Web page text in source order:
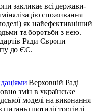
закликає всі держави-
споживання
як найефективніший
та боротьби з нею.
Ради Європи
до ЄС.
Верховній Раді
змін в українське
моделі на виконання
протидії торгівлі